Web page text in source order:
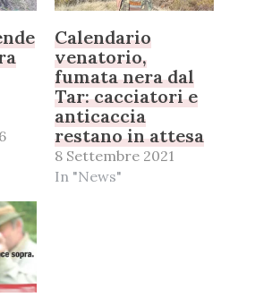
Calendario
venatorio,
fumata nera dal
Tar: cacciatori e
anticaccia
restano in attesa
8 Settembre 2021
In "News"